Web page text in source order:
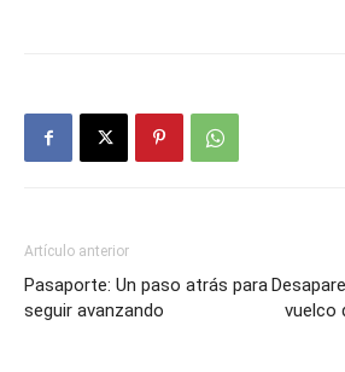
Artículo anterior
Pasaporte: Un paso atrás para
seguir avanzando
vuelco